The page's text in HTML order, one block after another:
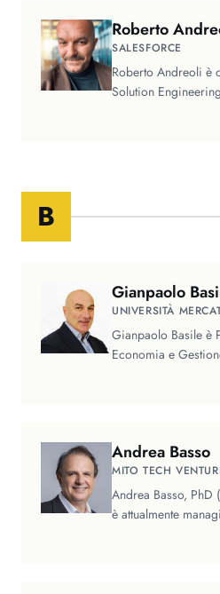
Roberto
SALESFORCE
Roberto Andreoli è
Solution
B
Gianpaolo
UNIVERSITÀ
Gianpaolo Basile è
Economia e
Andrea Basso
MITO TECH
Andrea Basso, PhD
è attualmente